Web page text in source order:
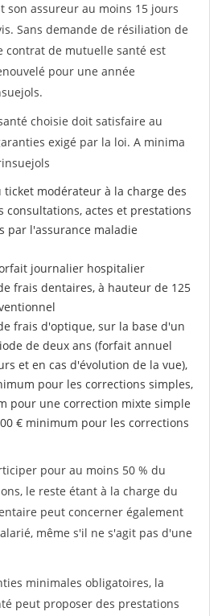
son assureur au moins 15 jours
Sans demande de résiliation de
contrat de mutuelle santé est
pour une année
choisie doit satisfaire au
exigé par la loi. A minima
modérateur à la charge des
consultations, actes et prestations
par l'assurance maladie
journalier hospitalier
frais dentaires, à hauteur de 125
frais d'optique, sur la base d'un
de deux ans (forfait annuel
et en cas d'évolution de la vue),
pour les corrections simples,
pour une correction mixte simple
€ minimum pour les corrections
pour au moins 50 % du
le reste étant à la charge du
peut concerner également
même s'il ne s'agit pas d'une
minimales obligatoires, la
peut proposer des prestations